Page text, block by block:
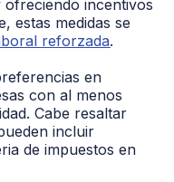
ofreciendo incentivos
estas medidas se
reforzada.
en
con al menos
Cabe resaltar
incluir
de impuestos en